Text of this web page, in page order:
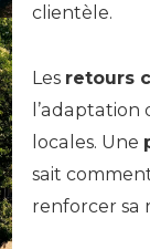
clientèle.
Les retours
locales. Une
sait
renforcer sa